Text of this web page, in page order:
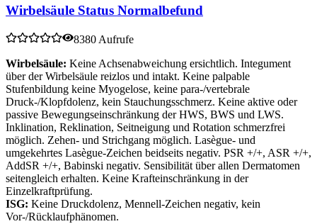
Wirbelsäule Status Normalbefund
8380 Aufrufe
Wirbelsäule: Keine Achsenabweichung ersichtlich. Integument
über der Wirbelsäule reizlos und intakt. Keine palpable
Stufenbildung keine Myogelose, keine para-/vertebrale
Druck-/Klopfdolenz, kein Stauchungsschmerz. Keine aktive oder
passive Bewegungseinschränkung der HWS, BWS und LWS.
Inklination, Reklination, Seitneigung und Rotation schmerzfrei
möglich. Zehen- und Strichgang möglich. Lasègue- und
umgekehrtes Lasègue-Zeichen beidseits negativ. PSR +/+, ASR +/+,
AddSR +/+, Babinski negativ. Sensibilität über allen Dermatomen
seitengleich erhalten. Keine Krafteinschränkung in der
Einzelkraftprüfung.
ISG: Keine Druckdolenz, Mennell-Zeichen negativ, kein
Vor-/Rücklaufphänomen.